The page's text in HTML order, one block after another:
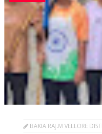
BAKIA RAJ.M VELLORE